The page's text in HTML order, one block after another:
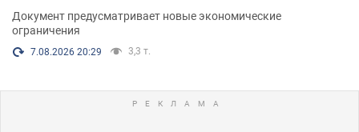
Документ предусматривает новые экономические
ограничения
7.08.2026 20:29 3,3 т.